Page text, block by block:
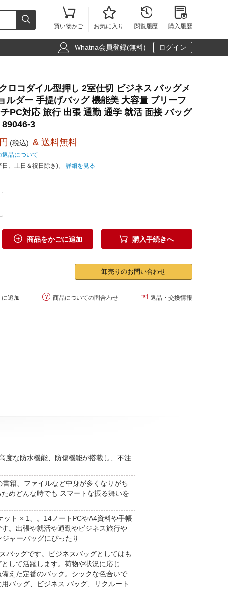


買い物かご

お気に入り

閲覧履歴

購入履歴
 Whatna会員登録(無料) ログイン
ロコダイル型押し 2室仕切 ビジネス バッグメ
ルダー 手提げバッグ 機能美 大容量 ブリーフ
PC対応 旅行 出張 通勤 通学 就活 面接 バッグ
89046-3
(税込) & 送料無料
返品について
、土日＆祝日除き)。 詳細を見る
 商品をかごに追加  購入手続きへ
卸売りのお問い合わせ
に追加  商品についての問合わせ  返品・交換情報
度な防水機能、防傷機能が搭載し、不注
籍、ファイルなど中身が多くなりがち
めどんな時でも スマートな振る舞いを
ト × 1、。14ノートPCやA4資料や手帳
。出張や就活や通勤やビジネス旅行や
ャーバッグにぴったり
バッグです。ビジネスバッグとしてはも
して活躍します。荷物や状況に応じ
えた定番のバック。シックな色合いで
バッグ、ビジネス バッグ、リクルート